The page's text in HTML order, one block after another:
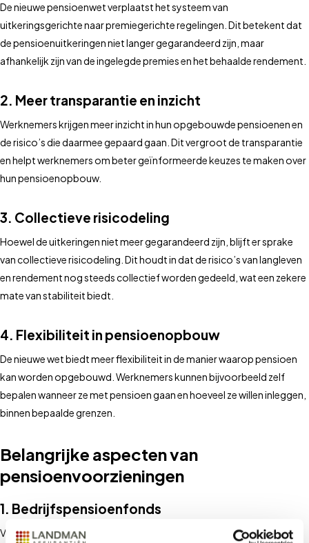
De nieuwe pensioenwet verplaatst het systeem van
uitkeringsgerichte naar premiegerichte regelingen. Dit betekent dat
de pensioenuitkeringen niet langer gegarandeerd zijn, maar
afhankelijk zijn van de ingelegde premies en het behaalde rendement.
2. Meer transparantie en inzicht
Werknemers krijgen meer inzicht in hun opgebouwde pensioenen en
de risico’s die daarmee gepaard gaan. Dit vergroot de transparantie
en helpt werknemers om beter geïnformeerde keuzes te maken over
hun pensioenopbouw.
3. Collectieve risicodeling
Hoewel de uitkeringen niet meer gegarandeerd zijn, blijft er sprake
van collectieve risicodeling. Dit houdt in dat de risico’s van langleven
en rendement nog steeds collectief worden gedeeld, wat een zekere
mate van stabiliteit biedt.
4. Flexibiliteit in pensioenopbouw
De nieuwe wet biedt meer flexibiliteit in de manier waarop pensioen
kan worden opgebouwd. Werknemers kunnen bijvoorbeeld zelf
bepalen wanneer ze met pensioen gaan en hoeveel ze willen inleggen,
binnen bepaalde grenzen.
Belangrijke aspecten van
pensioenvoorzieningen
1. Bedrijfspensioenfonds
Veel bedrijven maken gebruik van een bedrijfspensioenfonds, dat